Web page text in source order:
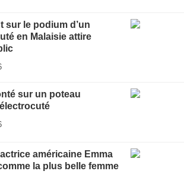
sur le podium d’un
en Malaisie attire
sur un poteau
américaine Emma
la plus belle femme